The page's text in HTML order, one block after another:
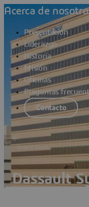
Acerca de
Presentación
Liderazgo
Historia
Misión
Oficinas
Preguntas
Contacto
United states
Dassault